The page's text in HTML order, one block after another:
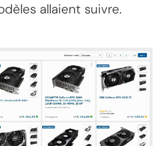
allaient suivre.